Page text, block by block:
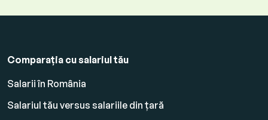
Comparația cu salariul tău
Salarii în România
Salariul tău versus salariile din țară